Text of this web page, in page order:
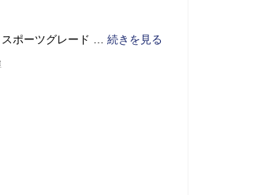
スポーツグレード …続きを見る